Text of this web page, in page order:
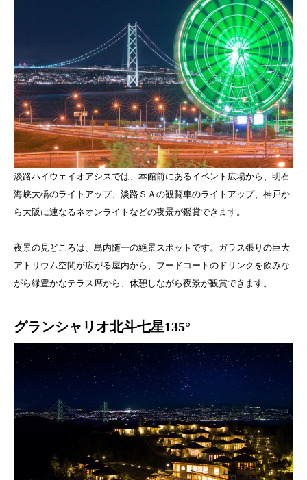
淡路ハイウェイオアシスでは、本館前にあるイベント広場から、明石
海峡大橋のライトアップ、淡路ＳＡの観覧車のライトアップ、神戸か
ら大阪に連なるネオンライトなどの夜景が鑑賞できます。
夜景の見どころは、島内随一の絶景スポットです。ガラス張りの巨大
アトリウム空間が広がる屋内から、フードコートのドリンクを飲みな
がら緑豊かなテラス席から、休憩しながら夜景が観賞できます。
グランシャリオ北斗七星135°